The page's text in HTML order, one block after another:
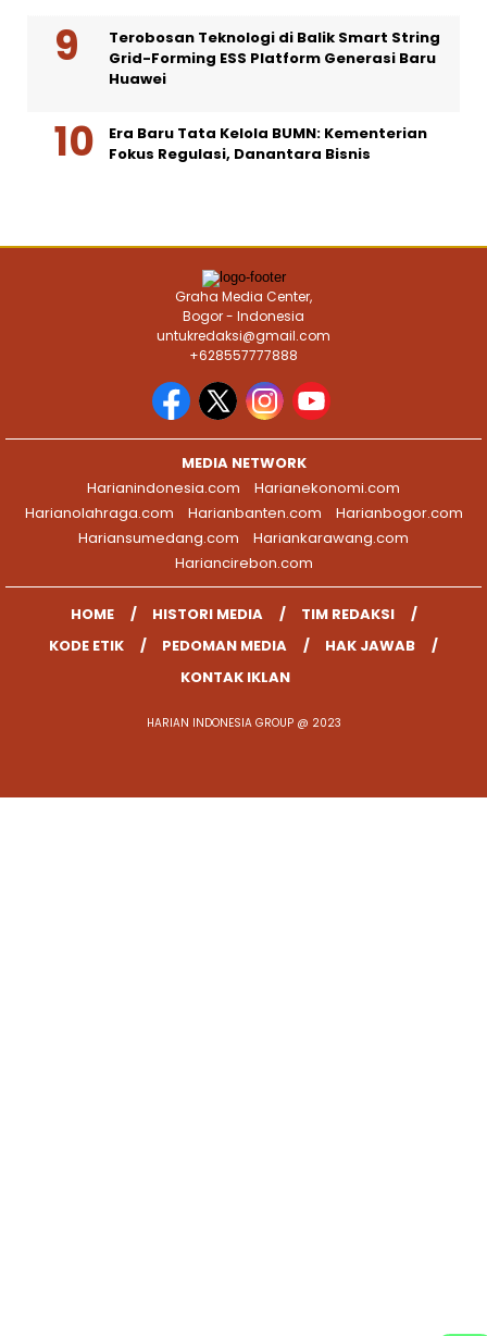
Terobosan Teknologi di Balik Smart String
Grid-Forming ESS Platform Generasi Baru
Huawei
Era Baru Tata Kelola BUMN: Kementerian
Fokus Regulasi, Danantara Bisnis
Graha Media Center,
Bogor - Indonesia
untukredaksi@gmail.com
+628557777888
MEDIA NETWORK
Harianindonesia.com
Harianekonomi.com
Harianolahraga.com
Harianbanten.com
Harianbogor.com
Hariansumedang.com
Hariankarawang.com
Hariancirebon.com
HOME HISTORI MEDIA
TIM REDAKSI
KODE ETIK
PEDOMAN MEDIA
HAK JAWAB
KONTAK IKLAN
HARIAN INDONESIA GROUP @ 2023